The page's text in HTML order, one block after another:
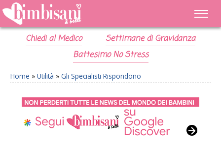
Chiedi al Medico
Settimane di Gravidanza
Battesimo No Stress
Home » Utilità » Gli Specialisti Rispondono